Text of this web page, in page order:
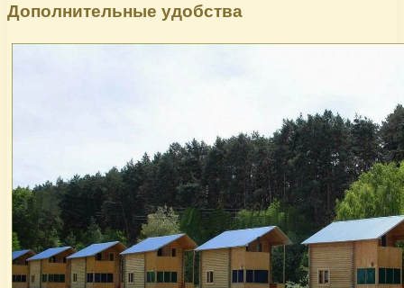
Дополнительные удобства